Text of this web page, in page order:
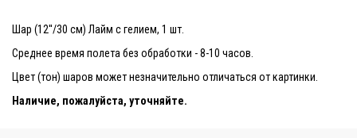
Шар (12''/30 см) Лайм с гелием, 1 шт.
Среднее время полета без обработки - 8-10 часов.
Цвет (тон) шаров может незначительно отличаться от картинки.
Наличие, пожалуйста, уточняйте.